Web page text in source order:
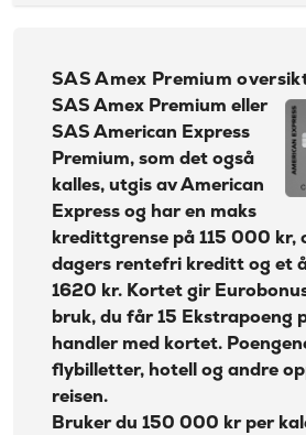
Kontantuttak i
35 kr +
Kontantuttak i
bank:
35 kr +
Gebyr
papirfaktura:
45 kr
Valutapåslag:
2%
Purregebyr:
35 kr
Overtrekksgebyr:
75 kr
Erstatningskort:
0 kr
Les mer om Ikano Visa
Slik opptjener du Eurobonus
Premium
Kostnadsfritt ekstrakort
Reiseforsikring
Beregn kostnadene dine med
Beskyttelse mot kortsvindel
Google Pay, Apple Pay og
lommebøker
Fordeler med SAS Amex
Ulemper
SAS Amex Premium
SAS Amex Premium eller
SAS American Express
Premium, som det også
kalles, utgis av American
Express og har en maks
kredittgrense på 115 000 kr,
dagers rentefri kreditt og et
1620 kr. Kortet gir
bruk, du får 15 Ekstrapoeng
handler med kortet.
flybilletter, hotell og andre
reisen.
Bruker du 150 000 kr per